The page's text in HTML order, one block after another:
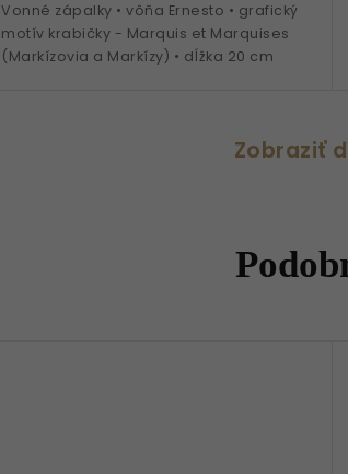
Vonné zápalky • vôňa Ernesto • grafický
motív krabičky - Marquis et Marquises
(Markízovia a Markízy) • dĺžka 20 cm
Zobraziť